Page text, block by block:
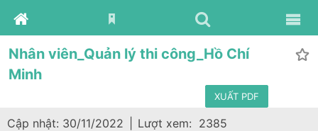
Nhân viên_Quản lý thi công_Hồ Chí
Minh
XUẤT PDF
Cập nhật: 30/11/2022 Lượt xem: 2385